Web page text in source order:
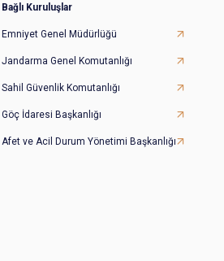
Bağlı Kuruluşlar
Emniyet Genel Müdürlüğü
Jandarma Genel Komutanlığı
Sahil Güvenlik Komutanlığı
Göç İdaresi Başkanlığı
Afet ve Acil Durum Yönetimi Başkanlığı